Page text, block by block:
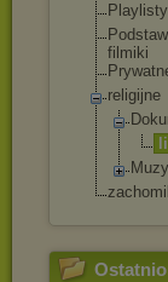
Playlisty
filmiki
religijne